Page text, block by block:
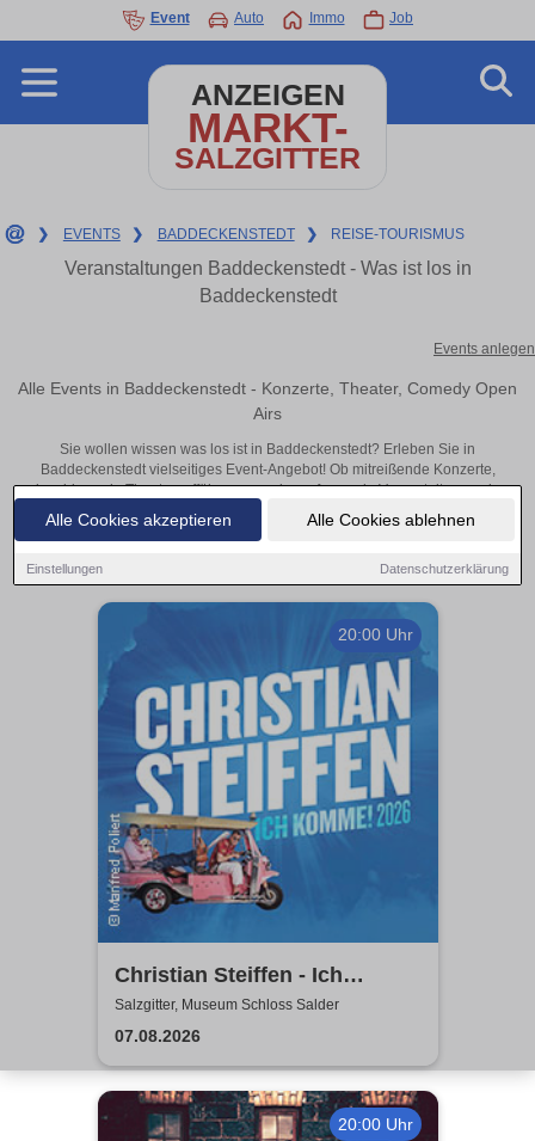
Alle Cookies akzeptieren Alle Cookies ablehnen
Einstellungen Datenschutzerklärung
Event Auto Immo Job
ANZEIGEN
MARKT-
SALZGITTER
❯ EVENTS ❯ BADDECKENSTEDT ❯ REISE-TOURISMUS
Veranstaltungen Baddeckenstedt - Was ist los in
Baddeckenstedt
Events anlegen
Alle Events in Baddeckenstedt - Konzerte, Theater, Comedy Open
Airs
Sie wollen wissen was los ist in Baddeckenstedt? Erleben Sie in
Baddeckenstedt vielseitiges Event-Angebot! Ob mitreißende Konzerte,
inspirierende Theateraufführungen oder aufregende Veranstaltungen in
Baddeckenstedt – hier finden alles im Überblick und Tickets.
20:00 Uhr
Christian Steiffen - Ich
komme! 2026
Salzgitter, Museum Schloss Salder
07.08.2026
20:00 Uhr